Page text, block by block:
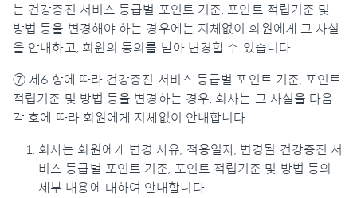
는 건강증진 서비스 등급별 포인트 기준, 포인트 적립기준 및
방법 등을 변경해야 하는 경우에는 지체없이 회원에게 그 사실
을 안내하고, 회원의 동의를 받아 변경할 수 있습니다.
⑦ 제6 항에 따라 건강증진 서비스 등급별 포인트 기준, 포인트
적립기준 및 방법 등을 변경하는 경우, 회사는 그 사실을 다음
각 호에 따라 회원에게 지체없이 안내합니다.
회사는 회원에게 변경 사유, 적용일자, 변경될 건강증진 서
비스 등급별 포인트 기준, 포인트 적립기준 및 방법 등의
세부 내용에 대하여 안내합니다.